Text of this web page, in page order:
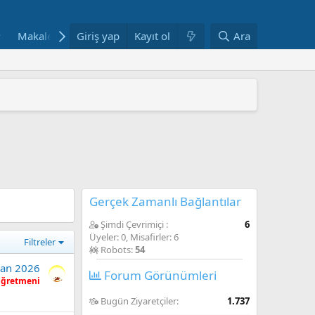
Makaleler Fotoğraflar Bloglar Haftanın
Giriş yap Kayıt ol Ara
DESTEKLENDİ
yapılandırıyor
Filtreler
2026
Gerçek Zamanlı Bağlantılar
Şimdi Çevrimiçi
6
Üyeler: 0, Misafirler: 6
Robots:54
Forum Görünümleri
Bugün Ziyaretçiler 1.737